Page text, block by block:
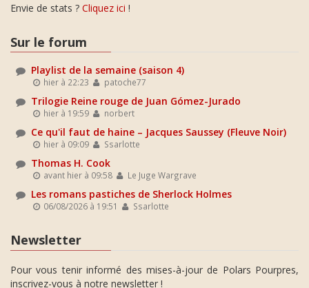
Envie de stats ? Cliquez ici !
Sur le forum
Playlist de la semaine (saison 4)
hier à 22:23 patoche77
Trilogie Reine rouge de Juan Gómez-Jurado
hier à 19:59 norbert
Ce qu'il faut de haine – Jacques Saussey (Fleuve Noir)
hier à 09:09 Ssarlotte
Thomas H. Cook
avant hier à 09:58 Le Juge Wargrave
Les romans pastiches de Sherlock Holmes
06/08/2026 à 19:51 Ssarlotte
Newsletter
Pour vous tenir informé des mises-à-jour de Polars Pourpres,
inscrivez-vous à notre newsletter !